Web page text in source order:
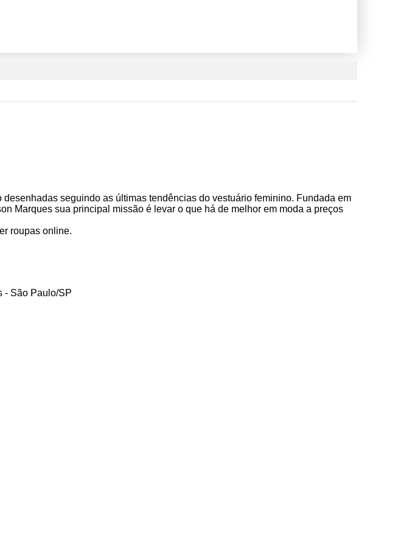
seguindo as últimas tendências do vestuário feminino. Fundada em
Marques sua principal missão é levar o que há de melhor em moda a preços
roupas online.
- São Paulo/SP